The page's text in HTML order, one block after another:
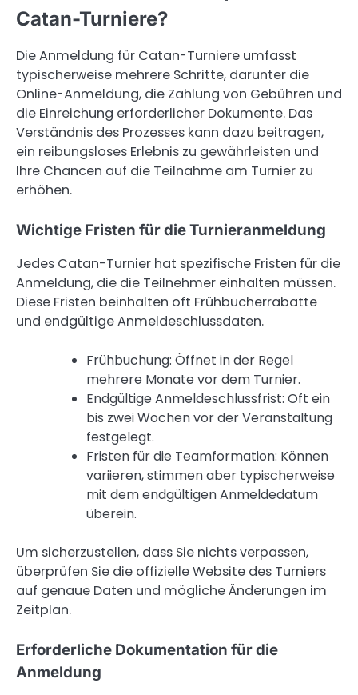
Catan-Turniere?
Die Anmeldung für Catan-Turniere umfasst
typischerweise mehrere Schritte, darunter die
Online-Anmeldung, die Zahlung von Gebühren und
die Einreichung erforderlicher Dokumente. Das
Verständnis des Prozesses kann dazu beitragen,
ein reibungsloses Erlebnis zu gewährleisten und
Ihre Chancen auf die Teilnahme am Turnier zu
erhöhen.
Wichtige Fristen für die Turnieranmeldung
Jedes Catan-Turnier hat spezifische Fristen für die
Anmeldung, die die Teilnehmer einhalten müssen.
Diese Fristen beinhalten oft Frühbucherrabatte
und endgültige Anmeldeschlussdaten.
Frühbuchung: Öffnet in der Regel
mehrere Monate vor dem Turnier.
Endgültige Anmeldeschlussfrist: Oft ein
bis zwei Wochen vor der Veranstaltung
festgelegt.
Fristen für die Teamformation: Können
variieren, stimmen aber typischerweise
mit dem endgültigen Anmeldedatum
überein.
Um sicherzustellen, dass Sie nichts verpassen,
überprüfen Sie die offizielle Website des Turniers
auf genaue Daten und mögliche Änderungen im
Zeitplan.
Erforderliche Dokumentation für die
Anmeldung